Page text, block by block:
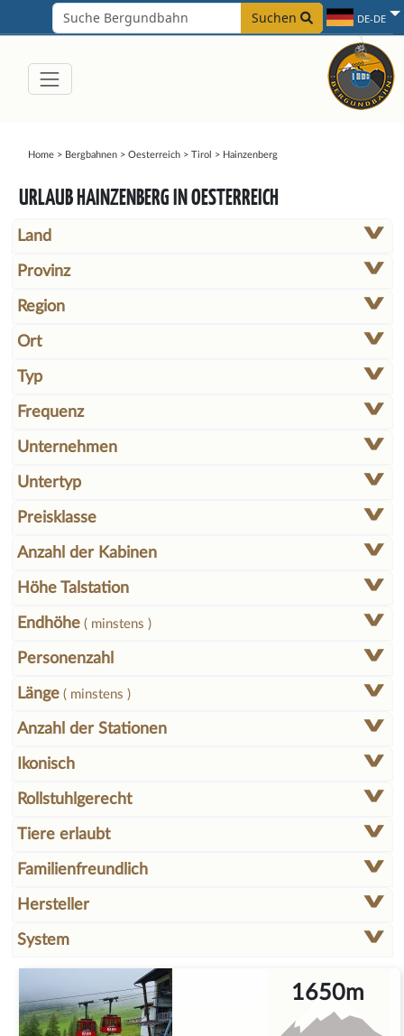
Suchen DE-DE
Home> Bergbahnen> Oesterreich> Tirol > Hainzenberg
URLAUB HAINZENBERG IN OESTERREICH
Land
Provinz
Region
Ort
Typ
Frequenz
Unternehmen
Untertyp
Preisklasse
Anzahl der Kabinen
Höhe Talstation
Endhöhe( minstens )
Personenzahl
Länge( minstens )
Anzahl der Stationen
Ikonisch
Rollstuhlgerecht
Tiere erlaubt
Familienfreundlich
Hersteller
System
1650m